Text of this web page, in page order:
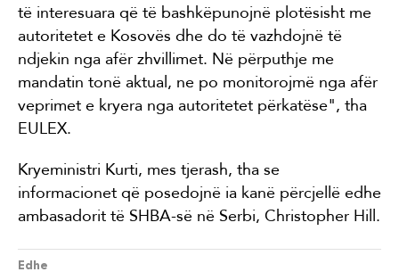
të interesuara që të bashkëpunojnë plotësisht me
autoritetet e Kosovës dhe do të vazhdojnë të
ndjekin nga afër zhvillimet. Në përputhje me
mandatin tonë aktual, ne po monitorojmë nga afër
veprimet e kryera nga autoritetet përkatëse", tha
EULEX.
Kryeministri Kurti, mes tjerash, tha se
informacionet që posedojnë ia kanë përcjellë edhe
ambasadorit të SHBA-së në Serbi, Christopher Hill.
Edhe